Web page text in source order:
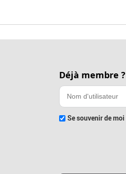
Déjà membre ?
Se souvenir de moi